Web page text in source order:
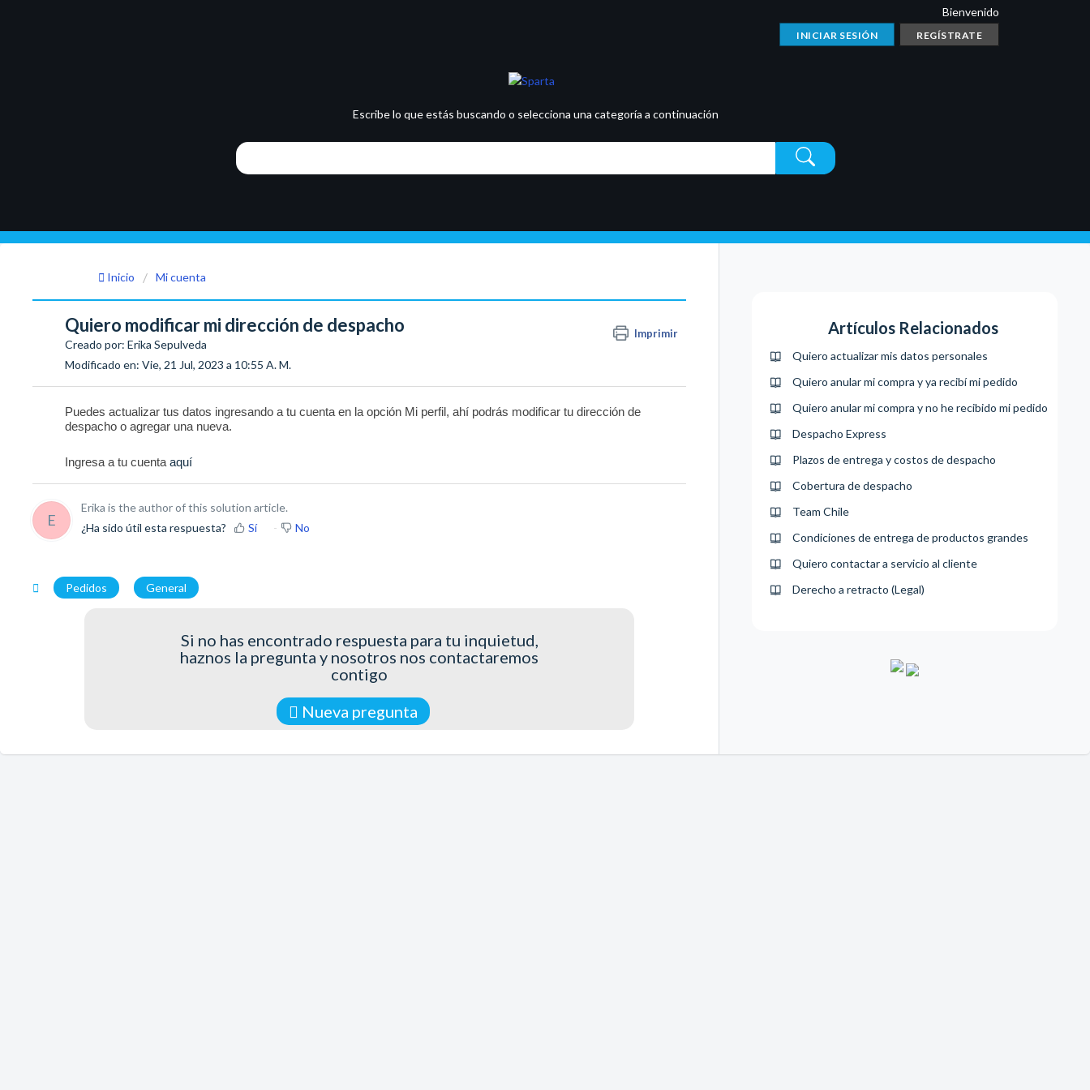
Bienvenido
INICIAR SESIÓN REGÍSTRATE
Escribe lo que estás buscando o selecciona una categoría a continuación
Inicio Mi cuenta
Quiero modificar mi dirección de despacho Imprimir
Creado por: Erika Sepulveda
Modificado en: Vie, 21 Jul, 2023 a 10:55 A. M.
Puedes actualizar tus datos ingresando a tu cuenta en la opción Mi perfil, ahí podrás modificar tu dirección de
despacho o agregar una nueva.
Ingresa a tu cuentaaquí
E
Erika is the author of this solution article.
¿Ha sido útil esta respuesta?
Sí No
Pedidos General
Si no has encontrado respuesta para tu inquietud,
haznos la pregunta y nosotros nos contactaremos
contigo
Nueva pregunta
Artículos Relacionados
Quiero actualizar mis datos personales
Quiero anular mi compra y ya recibí mi pedido
Quiero anular mi compra y no he recibido mi pedido
Despacho Express
Plazos de entrega y costos de despacho
Cobertura de despacho
Team Chile
Condiciones de entrega de productos grandes
Quiero contactar a servicio al cliente
Derecho a retracto (Legal)